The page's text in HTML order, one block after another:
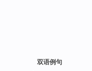
双语例句